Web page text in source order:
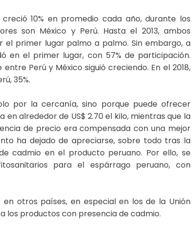
10% en promedio cada año, durante los
son México y Perú. Hasta el 2013, ambos
primer lugar palmo a palmo. Sin embargo, a
en el primer lugar, con 57% de participación.
Perú y México siguió creciendo. En el 2018,
35%.
por la cercanía, sino porque puede ofrecer
alrededor de US$ 2.70 el kilo, mientras que la
de precio era compensada con una mejor
ha dejado de apreciarse, sobre todo tras la
cadmio en el producto peruano. Por ello, se
para el espárrago peruano, con
otros países, en especial en los de la Unión
los productos con presencia de cadmio.